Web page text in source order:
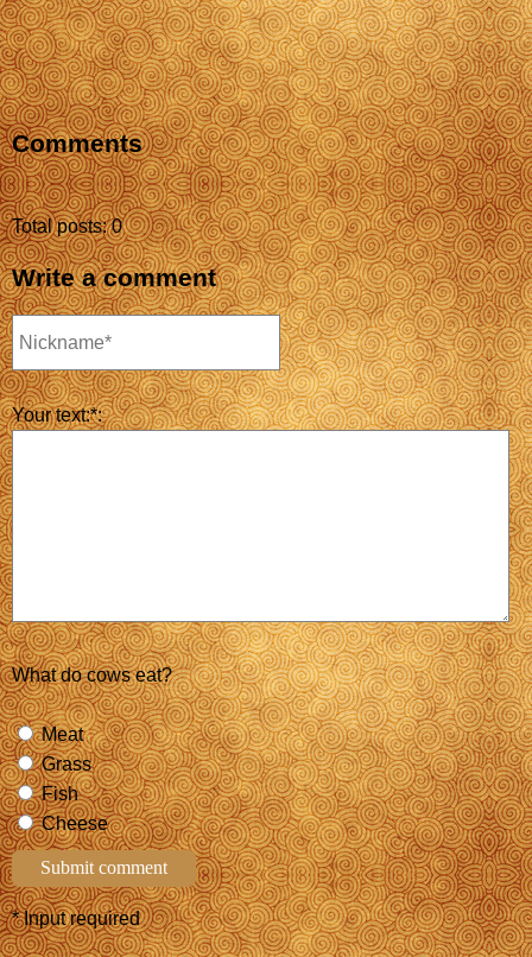
Comments
Total posts: 0
Write a comment
Your text:*:
What do cows eat?
Meat
Grass
Fish
Cheese
* Input required